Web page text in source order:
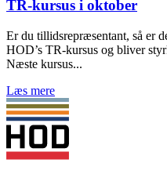
TR-kursus i oktober
Er du tillidsrepræsentant, så er
HOD’s TR-kursus og bliver
Næste kursus...
Læs mere